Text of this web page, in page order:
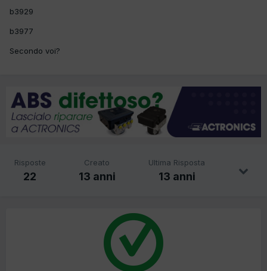
b3929
b3977
Secondo voi?
Risposte
22
Creato
13 anni
Ultima Risposta
13 anni